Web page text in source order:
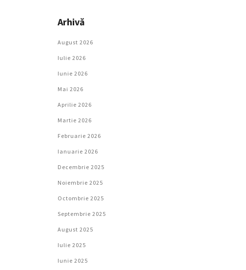
Arhivă
August 2026
Iulie 2026
Iunie 2026
Mai 2026
Aprilie 2026
Martie 2026
Februarie 2026
Ianuarie 2026
Decembrie 2025
Noiembrie 2025
Octombrie 2025
Septembrie 2025
August 2025
Iulie 2025
Iunie 2025